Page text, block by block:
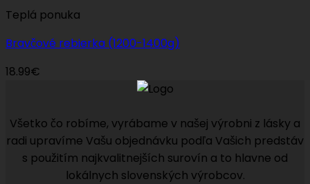
Teplá ponuka
Bravčové rebierka (1200-1400g)
18.99€
Všetko čo robíme, vyrábame v našej výrobni z lásky a
radi upravíme Vašu objednávku podľa Vašich predstáv
s použitím najkvalitnejších surovín a to hlavne od
lokálnych slovenských výrobcov.